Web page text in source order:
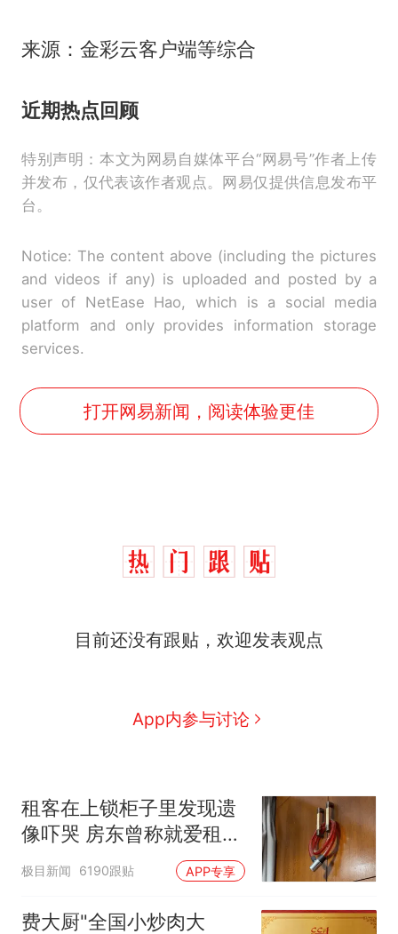
来源：金彩云客户端等综合
近期热点回顾
特别声明：本文为网易自媒体平台“网易号”作者上传
并发布，仅代表该作者观点。网易仅提供信息发布平
台。
Notice: The content above (including the pictures
and videos if any) is uploaded and posted by a
user of NetEase Hao, which is a social media
platform and only provides information storage
services.
打开网易新闻，阅读体验更佳
目前还没有跟贴，欢迎发表观点
App内参与讨论
租客在上锁柜子里发现遗
像吓哭 房东曾称就爱租给
男生
极目新闻 6190跟贴 APP专享
费大厨"全国小炒肉大